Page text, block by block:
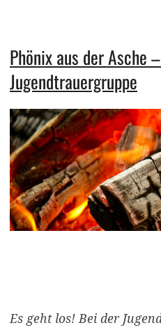
Phönix aus der Asche
Jugendtrauergruppe
Es geht los! Bei der